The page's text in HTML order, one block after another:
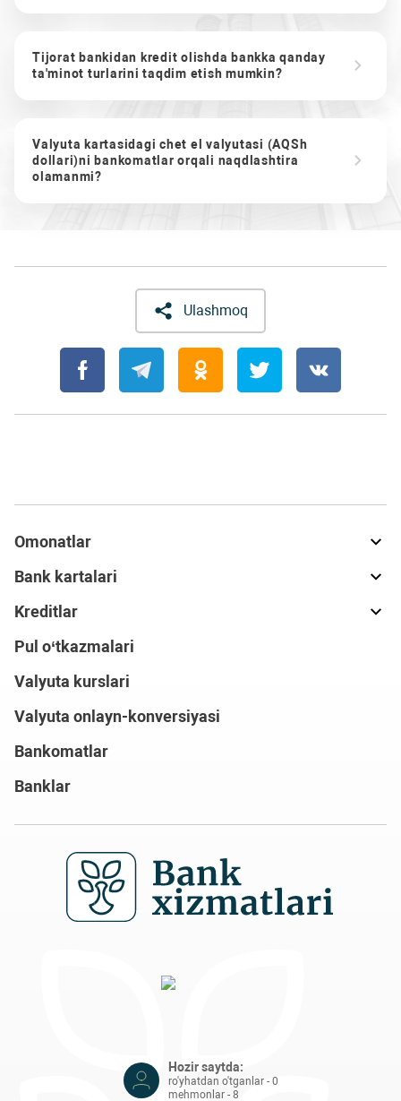
Tijorat bankidan kredit olishda bankka qanday
ta'minot turlarini taqdim etish mumkin?
Valyuta kartasidagi chet el valyutasi (AQSh
dollari)ni bankomatlar orqali naqdlashtira
olamanmi?
Ulashmoq
Omonatlar
Bank kartalari
Kreditlar
Pul o‘tkazmalari
Valyuta kurslari
Valyuta onlayn-konversiyasi
Bankomatlar
Banklar
Hozir saytda:
ro'yhatdan o'tganlar - 0
mehmonlar - 8